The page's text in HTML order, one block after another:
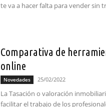
te va a hacer falta para vender sin
Comparativa de
online
Novedades 25/02/2022
La Tasación o valoración
facilitar el trabajo de los